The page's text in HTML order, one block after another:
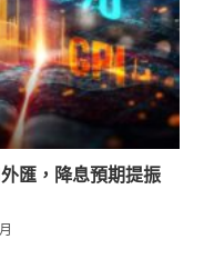
匯，降息預期提振